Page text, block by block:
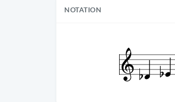
NOTATION